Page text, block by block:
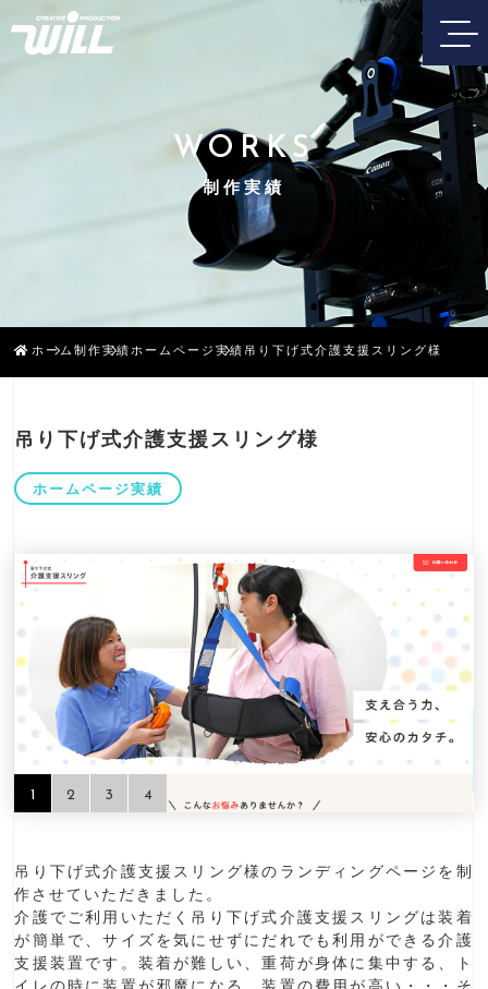
WORKS
制作実績
ホーム制作実績ホームページ実績 吊り下げ式介護支援スリング様
吊り下げ式介護支援スリング様
ホームページ実績
1 2 3 4
吊り下げ式介護支援スリング様のランディングページを制
作させていただきました。
介護でご利用いただく吊り下げ式介護支援スリングは装着
が簡単で、サイズを気にせずにだれでも利用ができる介護
支援装置です。装着が難しい、重荷が身体に集中する、ト